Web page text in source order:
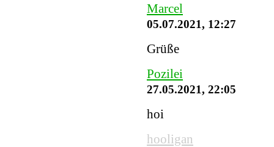
Marcel
05.07.2021, 12:27
Grüße
Pozilei
27.05.2021, 22:05
hoi
hooligan